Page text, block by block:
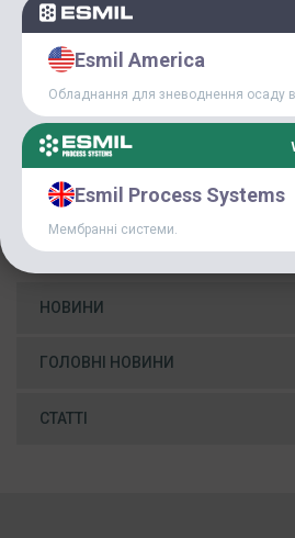
Start of the Strategy of the
market of wastewater treatment
КАТЕГОРІЇ
НОВИНИ
ГОЛОВНІ НОВИНИ
СТАТТІ
Esmil America
Обладнання для зневоднення осаду
Esmil Process Systems
Мембранні системи.